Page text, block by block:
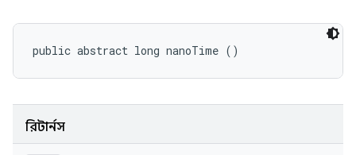
public abstract long nanoTime ()
রিটার্নস